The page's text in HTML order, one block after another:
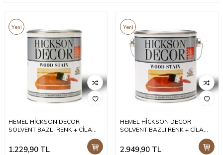
Yeni
HEMEL HİCKSON DECOR
SOLVENT BAZLI RENK + CİLA
BİRLEŞİK DIŞ MEKAN BOYASI 1 LT
+1.229,90 TL
Yeni
HEMEL HİCKSON DECOR
SOLVENT BAZLI RENK + CİLA
BİRLEŞİK DIŞ MEKAN BOYASI 2,5
LT +
2.949,90 TL